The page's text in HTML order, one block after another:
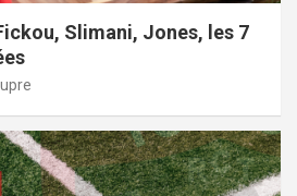
Slimani, Jones, les 7